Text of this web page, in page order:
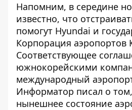
Напомним, в середине
известно, что
помогут Hyundai и
Корпорация аэропортов
Соответствующее
южнокорейскими
международный
Информатор писал о
нынешнее состояние